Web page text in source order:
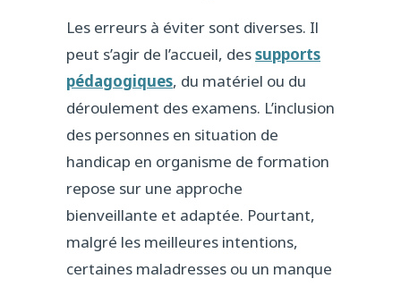
Les erreurs à éviter sont diverses. Il
peut s’agir de l’accueil, dessupports
pédagogiques, du matériel ou du
déroulement des examens. L’inclusion
des personnes en situation de
handicap en organisme de formation
repose sur une approche
bienveillante et adaptée. Pourtant,
malgré les meilleures intentions,
certaines maladresses ou un manque